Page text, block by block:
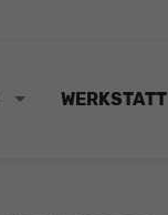
WERKSTATT